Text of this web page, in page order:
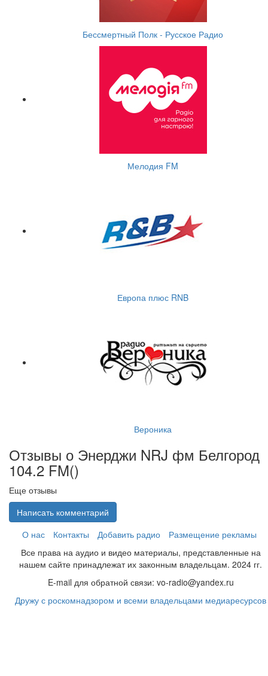
Бессмертный Полк - Русское Радио
Мелодия FM
Европа плюс RNB
Вероника
Отзывы о Энерджи NRJ фм Белгород
104.2 FM()
Еще отзывы
Написать комментарий
О нас
Контакты Добавить радио
Размещение рекламы
Все права на аудио и видео материалы, представленные на
нашем сайте принадлежат их законным владельцам. 2024 гг.
E-mail для обратной связи: vo-radio@yandex.ru
Дружу с роскомнадзором и всеми владельцами медиаресурсов